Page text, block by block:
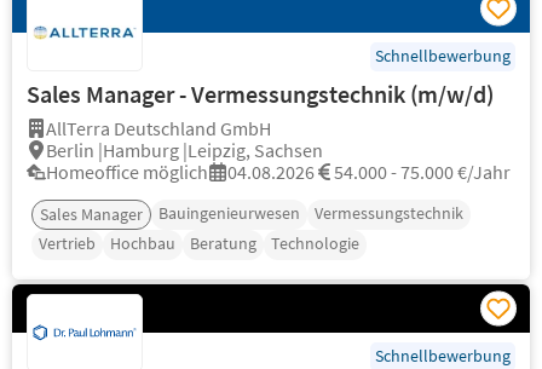
Schnellbewerbung
Sales Manager - Vermessungstechnik (m/w/d)
AllTerra Deutschland GmbH
Berlin |Hamburg |Leipzig, Sachsen
Homeoffice möglich
04.08.2026 54.000 - 75.000 €/Jahr
Sales Manager Bauingenieurwesen
Vermessungstechnik
Vertrieb
Hochbau Beratung Technologie
Schnellbewerbung